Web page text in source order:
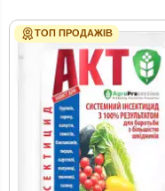
ТОП ПРОДАЖІВ